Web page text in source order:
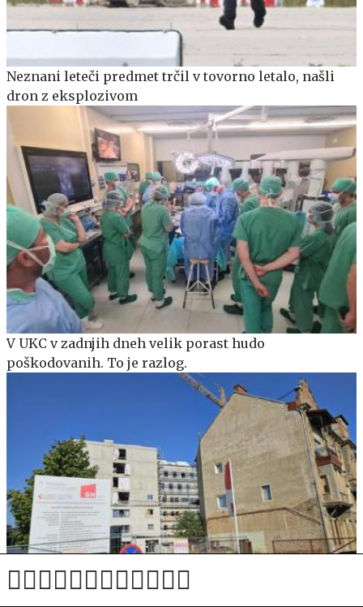
Neznani leteči predmet trčil v tovorno letalo, našli
dron z eksplozivom
V UKC v zadnjih dneh velik porast hudo
poškodovanih. To je razlog.